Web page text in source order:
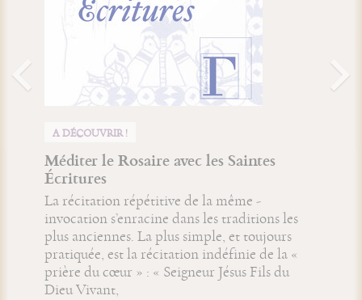
A DÉCOUVRIR !
Méditer le Rosaire avec les Saintes
Écritures
La récitation répétitive de la même ­
invocation s’enracine dans les traditions les
plus anciennes. La plus simple, et toujours
pratiquée, est la récitation indéfinie de la «
prière du cœur » : « Seigneur Jésus Fils du
Dieu Vivant,